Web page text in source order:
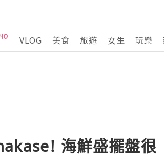
VLOG 美食 旅遊 女生 玩樂
海鮮盛擺盤很